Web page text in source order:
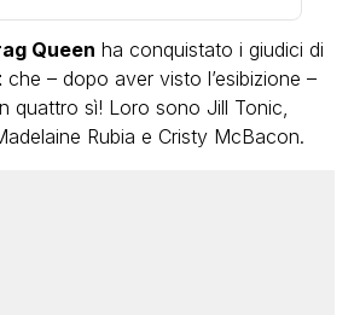
Queen ha conquistato i giudici di
che – dopo aver visto l’esibizione –
quattro sì! Loro sono Jill Tonic,
Rubia e Cristy McBacon.